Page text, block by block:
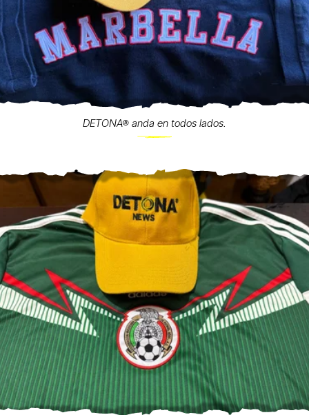
DETONA® anda en todos lados.